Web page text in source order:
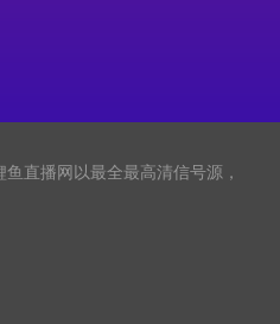
直播网以最全最高清信号源，